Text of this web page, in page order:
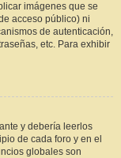
imágenes que se
acceso público) ni
de autenticación,
etc. Para exhibir
y debería leerlos
de cada foro y en el
globales son